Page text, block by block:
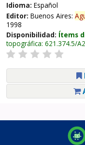
Idioma: Español
Editor: Buenos Aires:
1998
Disponibilidad: Ítems
topográfica: 621.374.5/